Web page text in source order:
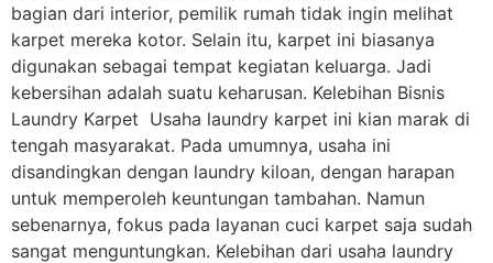
bagian dari interior, pemilik rumah tidak ingin melihat
karpet mereka kotor. Selain itu, karpet ini biasanya
digunakan sebagai tempat kegiatan keluarga. Jadi
kebersihan adalah suatu keharusan. Kelebihan Bisnis
Laundry Karpet Usaha laundry karpet ini kian marak di
tengah masyarakat. Pada umumnya, usaha ini
disandingkan dengan laundry kiloan, dengan harapan
untuk memperoleh keuntungan tambahan. Namun
sebenarnya, fokus pada layanan cuci karpet saja sudah
sangat menguntungkan. Kelebihan dari usaha laundry